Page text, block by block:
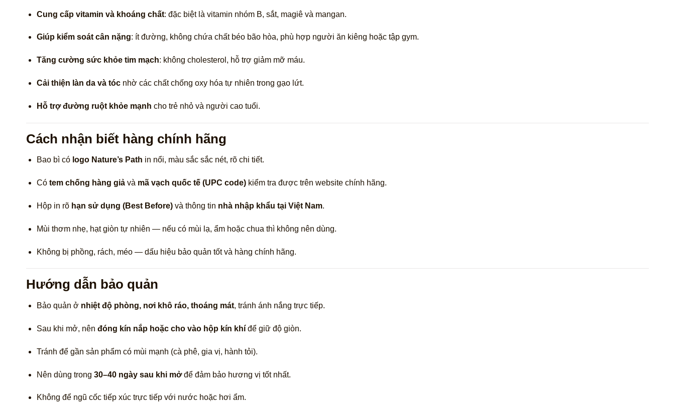
Cung cấp vitamin và khoáng chất: đặc biệt là vitamin nhóm B, sắt, magiê và mangan.
Giúp kiểm soát cân nặng: ít đường, không chứa chất béo bão hòa, phù hợp người ăn kiêng hoặc tập gym.
Tăng cường sức khỏe tim mạch: không cholesterol, hỗ trợ giảm mỡ máu.
Cải thiện làn da và tócnhờ các chất chống oxy hóa tự nhiên trong gạo lứt.
Hỗ trợ đường ruột khỏe mạnh cho trẻ nhỏ và người cao tuổi.
Cách nhận biết hàng chính hãng
Bao bì có logo Nature’s Path in nổi, màu sắc sắc nét, rõ chi tiết.
Có tem chống hàng giảvà mã vạch quốc tế (UPC code)kiểm tra được trên website chính hãng.
Hộp in rõ hạn sử dụng (Best Before)và thông tin nhà nhập khẩu tại Việt Nam.
Mùi thơm nhẹ, hạt giòn tự nhiên — nếu có mùi lạ, ẩm hoặc chua thì không nên dùng.
Không bị phồng, rách, méo — dấu hiệu bảo quản tốt và hàng chính hãng.
Hướng dẫn bảo quản
Bảo quản ở nhiệt độ phòng, nơi khô ráo, thoáng mát, tránh ánh nắng trực tiếp.
Sau khi mở, nên đóng kín nắp hoặc cho vào hộp kín khíđể giữ độ giòn.
Tránh để gần sản phẩm có mùi mạnh (cà phê, gia vị, hành tỏi).
Nên dùng trong 30–40 ngày sau khi mởđể đảm bảo hương vị tốt nhất.
Không để ngũ cốc tiếp xúc trực tiếp với nước hoặc hơi ẩm.